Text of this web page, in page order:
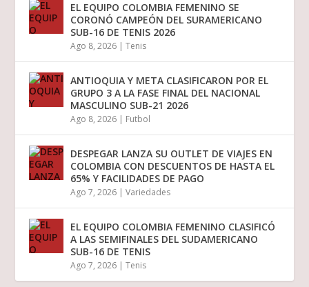
EL EQUIPO COLOMBIA FEMENINO SE
CORONÓ CAMPEÓN DEL SURAMERICANO
SUB-16 DE TENIS 2026
Ago 8, 2026 |Tenis
ANTIOQUIA Y META CLASIFICARON POR EL
GRUPO 3 A LA FASE FINAL DEL NACIONAL
MASCULINO SUB-21 2026
Ago 8, 2026 | Futbol
DESPEGAR LANZA SU OUTLET DE VIAJES EN
COLOMBIA CON DESCUENTOS DE HASTA EL
65% Y FACILIDADES DE PAGO
Ago 7, 2026 |Variedades
EL EQUIPO COLOMBIA FEMENINO CLASIFICÓ
A LAS SEMIFINALES DEL SUDAMERICANO
SUB-16 DE TENIS
Ago 7, 2026 |Tenis